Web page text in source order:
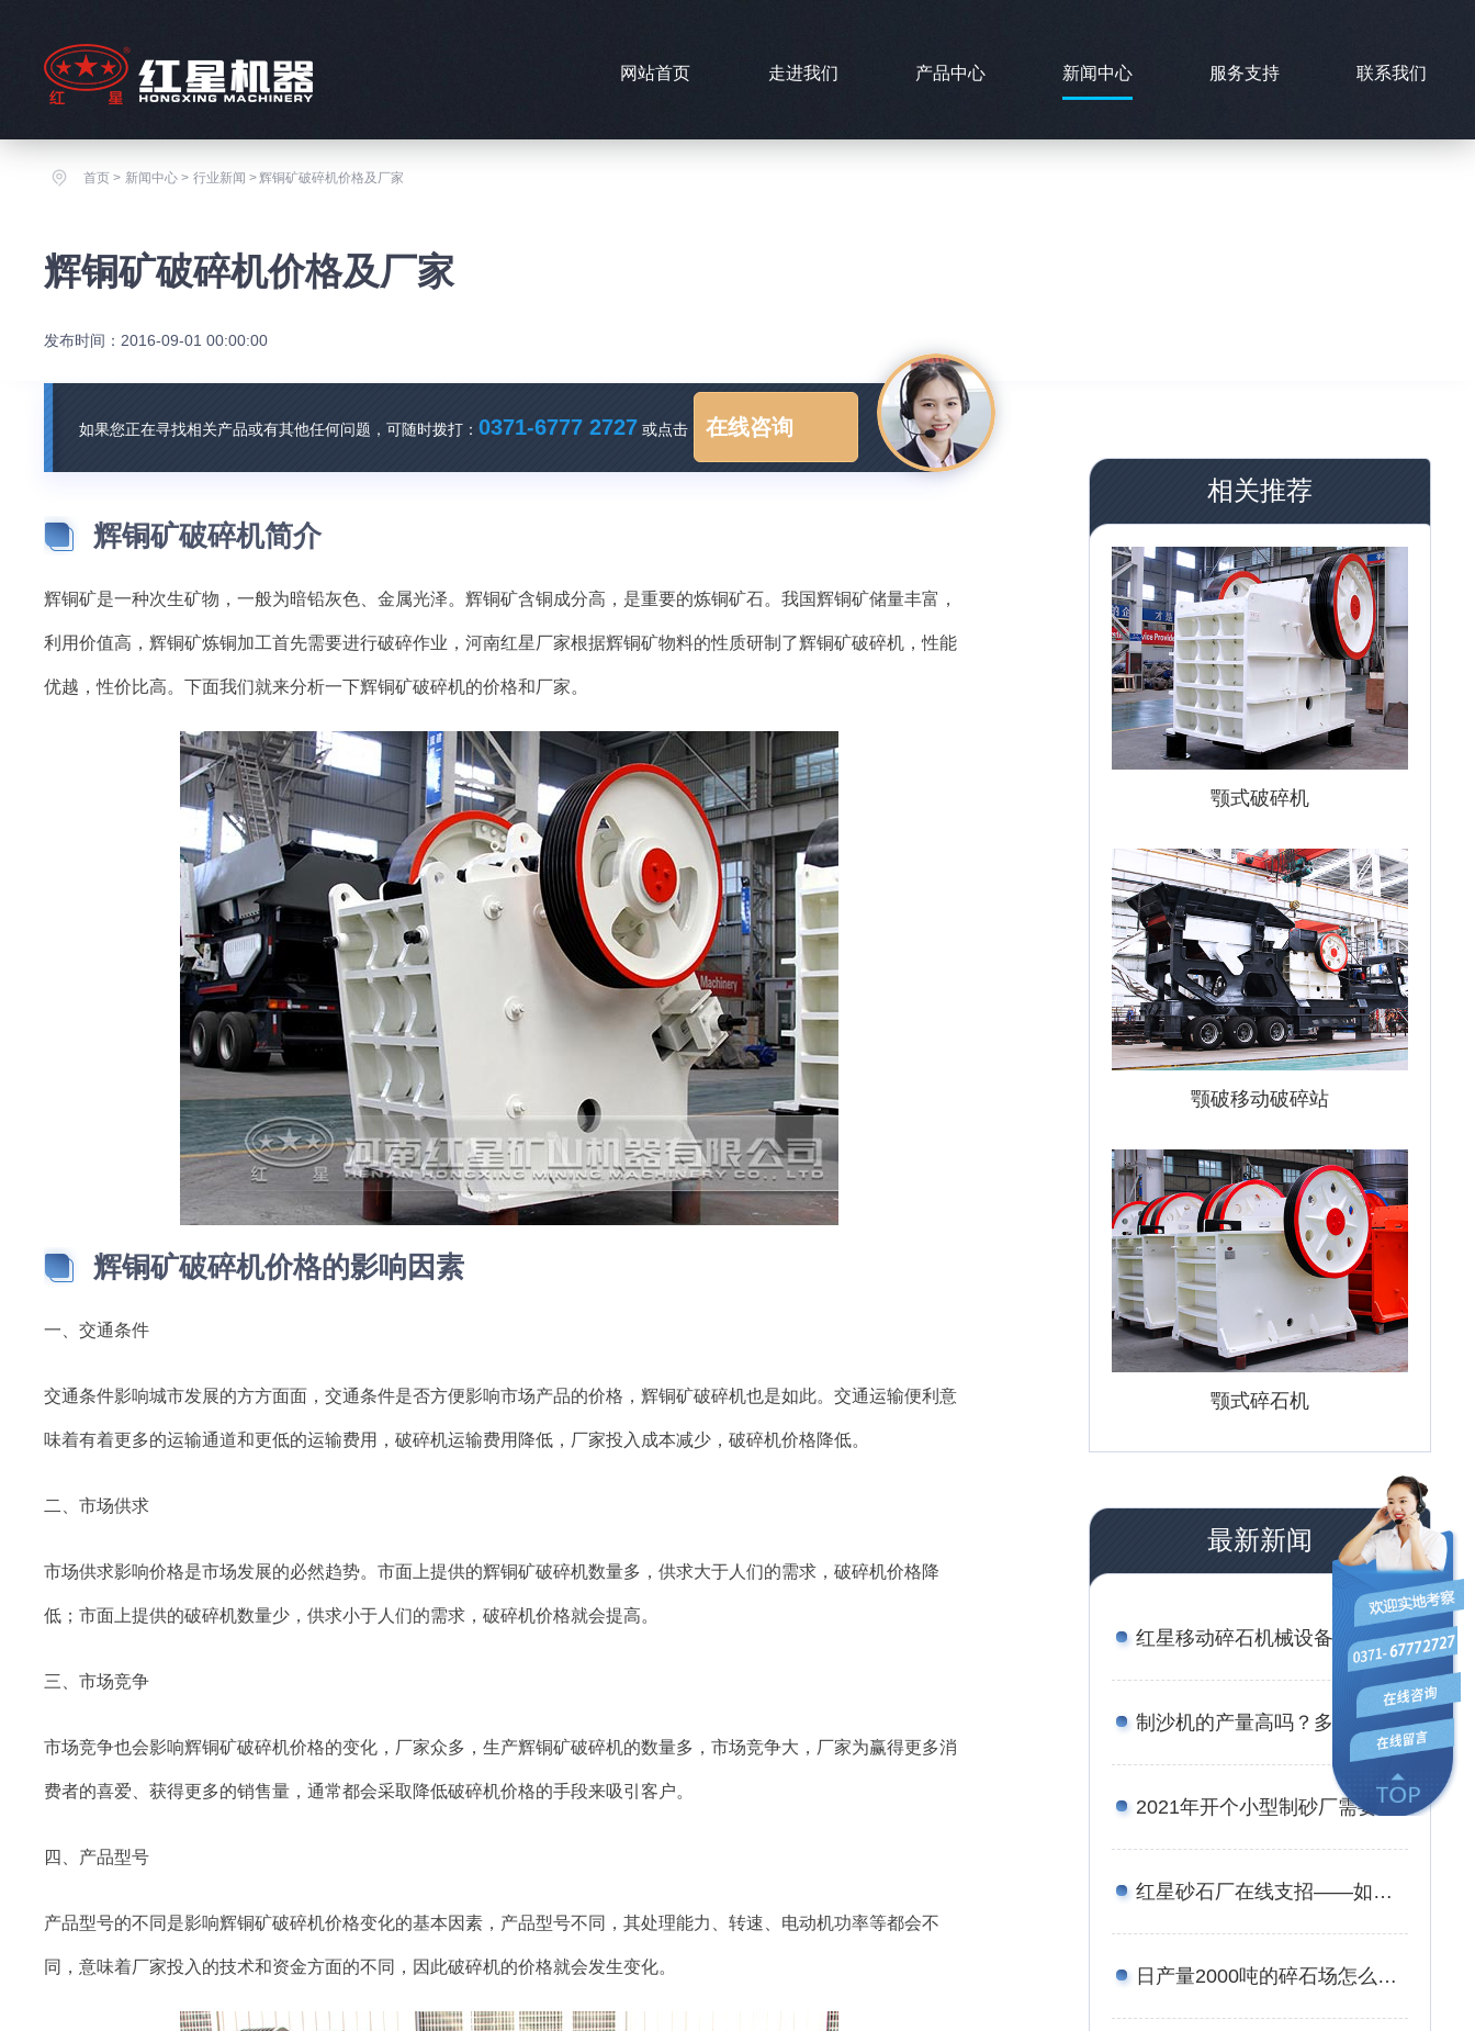
网站首页 走进我们 产品中心 新闻中心 服务支持 联系我们
首页 > 新闻中心 > 行业新闻 >辉铜矿破碎机价格及厂家
辉铜矿破碎机价格及厂家
发布时间：2016-09-01 00:00:00
如果您正在寻找相关产品或有其他任何问题，可随时拨打：0371-6777 2727 或点击 在线咨询
辉铜矿破碎机简介
辉铜矿是一种次生矿物，一般为暗铅灰色、金属光泽。辉铜矿含铜成分高，是重要的炼铜矿石。我国辉铜矿储量丰富，
利用价值高，辉铜矿炼铜加工首先需要进行破碎作业，河南红星厂家根据辉铜矿物料的性质研制了辉铜矿破碎机，性能
优越，性价比高。下面我们就来分析一下辉铜矿破碎机的价格和厂家。
辉铜矿破碎机价格的影响因素
一、交通条件
交通条件影响城市发展的方方面面，交通条件是否方便影响市场产品的价格，辉铜矿破碎机也是如此。交通运输便利意
味着有着更多的运输通道和更低的运输费用，破碎机运输费用降低，厂家投入成本减少，破碎机价格降低。
二、市场供求
市场供求影响价格是市场发展的必然趋势。市面上提供的辉铜矿破碎机数量多，供求大于人们的需求，破碎机价格降
低；市面上提供的破碎机数量少，供求小于人们的需求，破碎机价格就会提高。
三、市场竞争
市场竞争也会影响辉铜矿破碎机价格的变化，厂家众多，生产辉铜矿破碎机的数量多，市场竞争大，厂家为赢得更多消
费者的喜爱、获得更多的销售量，通常都会采取降低破碎机价格的手段来吸引客户。
四、产品型号
产品型号的不同是影响辉铜矿破碎机价格变化的基本因素，产品型号不同，其处理能力、转速、电动机功率等都会不
同，意味着厂家投入的技术和资金方面的不同，因此破碎机的价格就会发生变化。
相关推荐
颚式破碎机
颚破移动破碎站
颚式碎石机
最新新闻
红星移动碎石机械设备有哪些？报价是多少？
制沙机的产量高吗？多少钱一台？
2021年开个小型制砂厂需要多少钱？设备厂家推荐
红星砂石厂在线支招——如何用较少的资金买到划算的矿石移动破碎站
日产量2000吨的碎石场怎么配置设备合理？